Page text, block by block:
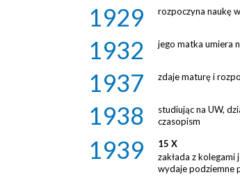
1929 rozpoczyna naukę
1932 jego matka umiera
1937 zdaje maturę i
1938
studiując na UW,
czasopism
1939
15 X
zakłada z
wydaje podziemne